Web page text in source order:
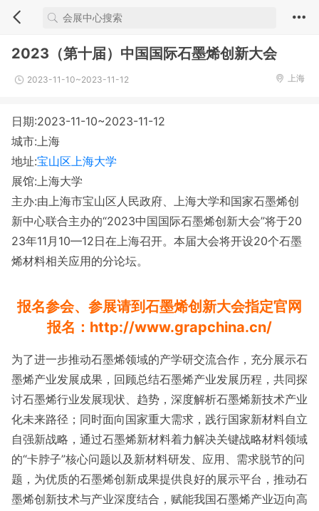
2023（第十届）中国国际石墨烯创新大会
2023-11-10~2023-11-12 上海
日期:2023-11-10~2023-11-12
城市:上海
地址:宝山区上海大学
展馆:上海大学
主办:由上海市宝山区人民政府、上海大学和国家石墨烯创
新中心联合主办的“2023中国国际石墨烯创新大会”将于20
23年11月10—12日在上海召开。本届大会将开设20个石墨
烯材料相关应用的分论坛。
报名参会、参展请到石墨烯创新大会指定官网
报名：http://www.grapchina.cn/
为了进一步推动石墨烯领域的产学研交流合作，充分展示石
墨烯产业发展成果，回顾总结石墨烯产业发展历程，共同探
讨石墨烯行业发展现状、趋势，深度解析石墨烯新技术产业
化未来路径；同时面向国家重大需求，践行国家新材料自立
自强新战略，通过石墨烯新材料着力解决关键战略材料领域
的“卡脖子”核心问题以及新材料研发、应用、需求脱节的问
题，为优质的石墨烯创新成果提供良好的展示平台，推动石
墨烯创新技术与产业深度结合，赋能我国石墨烯产业迈向高